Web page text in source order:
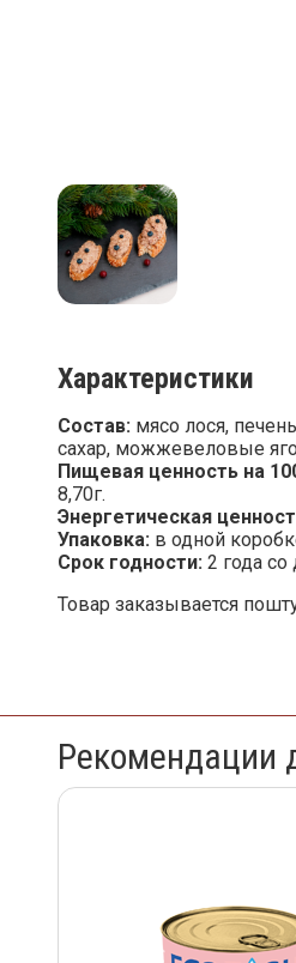
Характеристики
Состав: мясо лося,
сахар, можжевеловые
Пищевая ценность на
8,70г.
Энергетическая
Упаковка: в одной
Срок годности: 2 года со
Товар заказывается
Рекомендации